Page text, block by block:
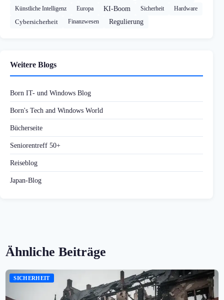
Künstliche Intelligenz
Europa KI-Boom Sicherheit Hardware
Cybersicherheit Finanzwesen Regulierung
Weitere Blogs
Born IT- und Windows Blog
Born's Tech and Windows World
Bücherseite
Seniorentreff 50+
Reiseblog
Japan-Blog
Ähnliche Beiträge
SICHERHEIT